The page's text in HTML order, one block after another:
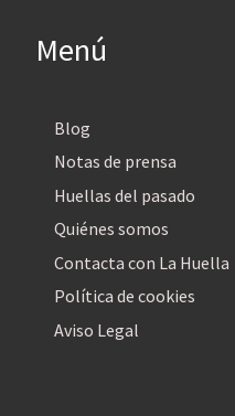
Menú
Blog
Notas de prensa
Huellas del pasado
Quiénes somos
Contacta con La Huella
Política de cookies
Aviso Legal